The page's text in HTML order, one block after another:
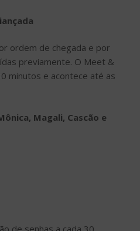
ordem de chegada e por
previamente. O Meet &
minutos e acontece até as
Magali, Cascão e